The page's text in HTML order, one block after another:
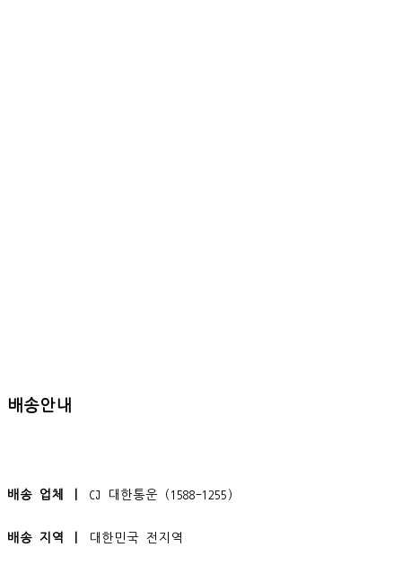
배송안내
배송 업체 ㅣ CJ 대한통운 (1588-1255)
배송 지역 ㅣ 대한민국 전지역